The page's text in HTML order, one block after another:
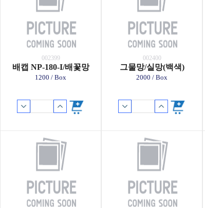
002399
배캡 NP-180-I/배꽃망
1200 / Box
002400
그물망/실망(백색)
2000 / Box